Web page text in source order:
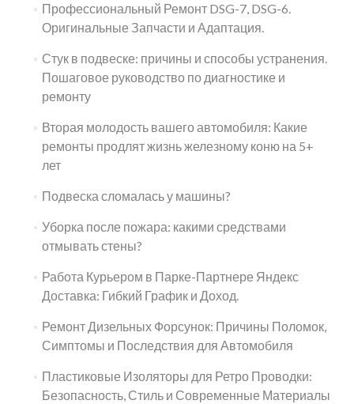
Профессиональный Ремонт DSG-7, DSG-6.
Оригинальные Запчасти и Адаптация.
Стук в подвеске: причины и способы устранения.
Пошаговое руководство по диагностике и
ремонту
Вторая молодость вашего автомобиля: Какие
ремонты продлят жизнь железному коню на 5+
лет
Подвеска сломалась у машины?
Уборка после пожара: какими средствами
отмывать стены?
Работа Курьером в Парке-Партнере Яндекс
Доставка: Гибкий График и Доход.
Ремонт Дизельных Форсунок: Причины Поломок,
Симптомы и Последствия для Автомобиля
Пластиковые Изоляторы для Ретро Проводки:
Безопасность, Стиль и Современные Материалы